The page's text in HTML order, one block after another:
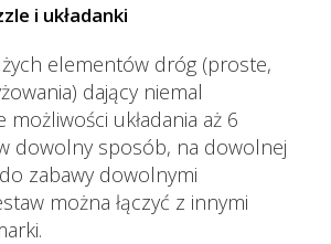
i układanki
elementów dróg (proste,
dający niemal
układania aż 6
dowolny sposób, na dowolnej
zabawy dowolnymi
można łączyć z innymi